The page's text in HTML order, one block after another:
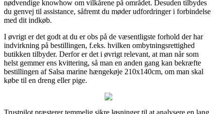
nødvendige knowhow om vilkårene på området. Desuden tilbydes
du genvej til assistance, såfremt du møder udfordringer i forbindelse
med dit indkøb.
I øvrigt er det godt at du er obs på de væsentligste forhold der har
indvirkning på bestillingen, f.eks. hvilken ombytningsrettighed
butikken tilbyder. Derfor er det i øvrigt relevant, at man når som
helst gemmer ens kvittering, så man en anden gang kan bekræfte
bestillingen af Salsa marine hængekøje 210x140cm, om man skal
købe til en dreng eller pige.
Trustpilot præsterer temmelig sikre løsninger til at analysere en lang